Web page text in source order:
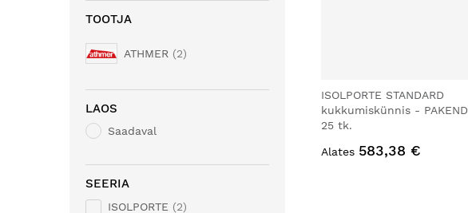
ISOLPORTE STANDARD
kukkumiskünnis - PAKEND
25 tk.
Alates 583,38 €
TOOTJA
ATHMER 2
LAOS
Saadaval
SEERIA
ISOLPORTE
2